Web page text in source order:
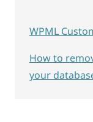
WPML
How to
your